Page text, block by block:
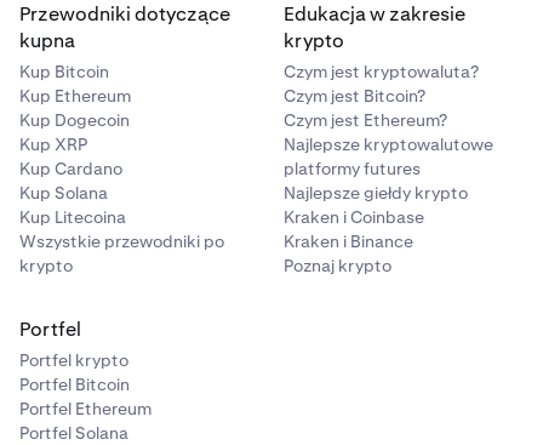
Przewodniki dotyczące
kupna
Kup Bitcoin
Kup Ethereum
Kup Dogecoin
Kup XRP
Kup Cardano
Kup Solana
Kup Litecoina
Wszystkie przewodniki po
krypto
Edukacja w zakresie
krypto
Czym jest kryptowaluta?
Czym jest Bitcoin?
Czym jest Ethereum?
Najlepsze kryptowalutowe
platformy futures
Najlepsze giełdy krypto
Kraken i Coinbase
Kraken i Binance
Poznaj krypto
Portfel
Portfel krypto
Portfel Bitcoin
Portfel Ethereum
Portfel Solana